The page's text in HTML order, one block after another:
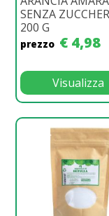
SENZA
200 G
prezzo € 4,98
Visualizza